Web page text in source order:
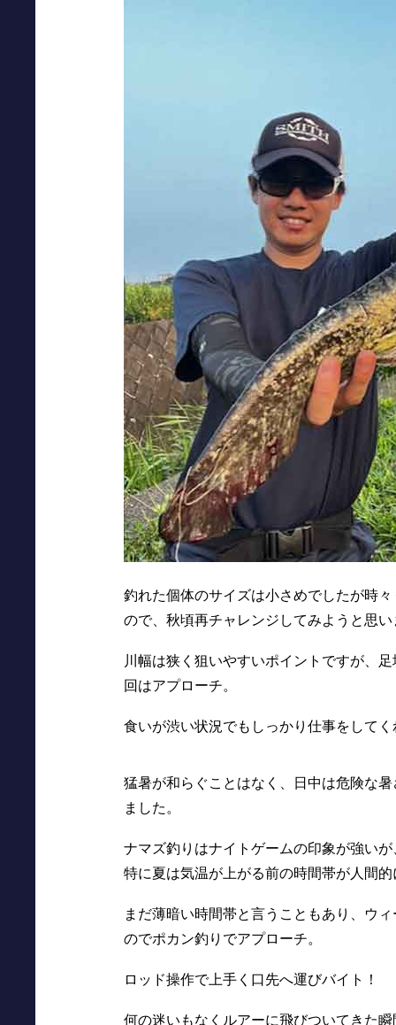
釣れた個体のサイズは小さめでしたが時
ので、秋頃再チャレンジしてみようと思い
川幅は狭く狙いやすいポイントですが、
回はアプローチ。
食いが渋い状況でもしっかり仕事をして
猛暑が和らぐことはなく、日中は危険な
ました。
ナマズ釣りはナイトゲームの印象が強い
特に夏は気温が上がる前の時間帯が人間
まだ薄暗い時間帯と言うこともあり、ウ
のでポカン釣りでアプローチ。
ロッド操作で上手く口先へ運びバイト！
何の迷いもなくルアーに飛びついてきた